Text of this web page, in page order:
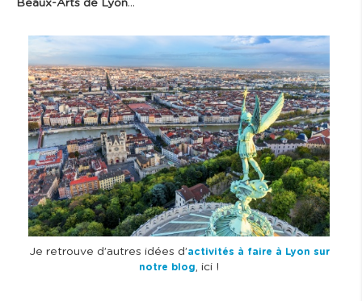
Beaux-Arts de Lyon…
a
g
e
Je retrouve d’autres idées d’activités à faire à Lyon sur
notre blog, ici !